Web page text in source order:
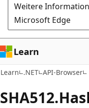
Weitere
Microsoft Edge
Learn
Learn .NET API-Browser